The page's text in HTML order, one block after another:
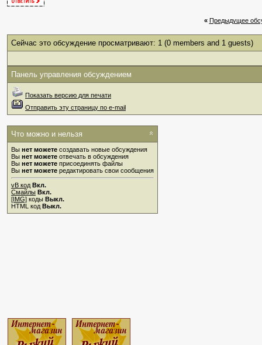
« Предыдущее
Сейчас это обсуждение просматривают: 1 (0 members and 1 guests)
Панель управления обсуждением
Показать версию для печати
Отправить эту страницу по e-mail
Что можно и нельзя
Вы нет можете создавать новые обсуждения
Вы нет можете отвечать в обсуждения
Вы нет можете присоединять файлы
Вы нет можете редактировать свои сообщения
vB код Вкл.
Смайлы Вкл.
[IMG] коды Выкл.
HTML код Выкл.